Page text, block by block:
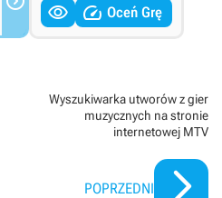
  Oceń Grę
Wyszukiwarka utworów z gier
muzycznych na stronie
internetowej MTV
POPRZEDNI